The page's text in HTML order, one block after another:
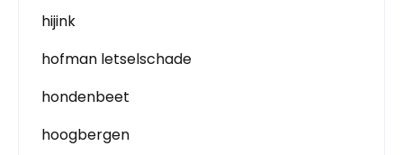
hijink
hofman letselschade
hondenbeet
hoogbergen